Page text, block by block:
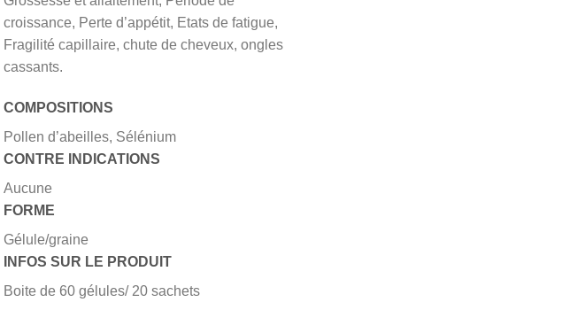
croissance, Perte d’appétit, Etats de fatigue,
Fragilité capillaire, chute de cheveux, ongles
cassants.
COMPOSITIONS
Pollen d’abeilles, Sélénium
CONTRE INDICATIONS
Aucune
FORME
Gélule/graine
INFOS SUR LE PRODUIT
Boite de 60 gélules/ 20 sachets